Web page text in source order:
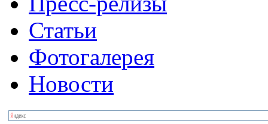
Статьи
Фотогалерея
Новости